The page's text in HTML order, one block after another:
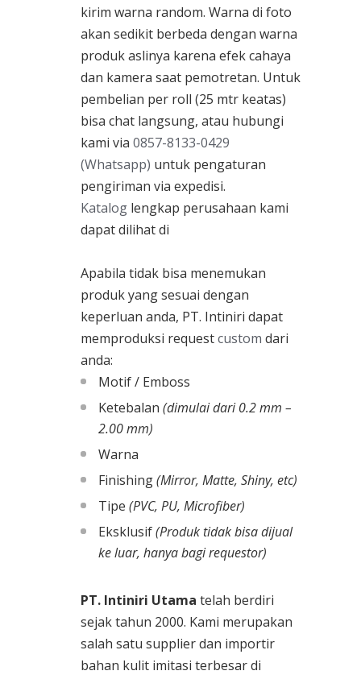
kirim warna random. Warna di foto
akan sedikit berbeda dengan warna
produk aslinya karena efek cahaya
dan kamera saat pemotretan. Untuk
pembelian per roll (25 mtr keatas)
bisa chat langsung, atau hubungi
kami via 0857-8133-0429
(Whatsapp) untuk pengaturan
pengiriman via expedisi.
Katalog lengkap perusahaan kami
dapat dilihat di
Apabila tidak bisa menemukan
produk yang sesuai dengan
keperluan anda, PT. Intiniri dapat
memproduksi requestcustom dari
anda:
Motif / Emboss
Ketebalan (dimulai dari 0.2 mm –
2.00 mm)
Warna
Finishing(Mirror, Matte, Shiny, etc)
Tipe (PVC, PU, Microfiber)
Eksklusif(Produk tidak bisa dijual
ke luar, hanya bagi requestor)
PT. Intiniri Utama telah berdiri
sejak tahun 2000. Kami merupakan
salah satu supplier dan importir
bahan kulit imitasi terbesar di